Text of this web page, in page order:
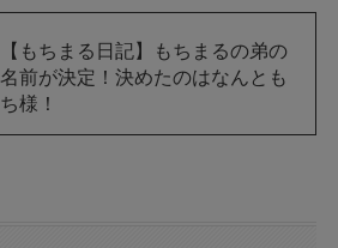
【もちまる日記】もちまるの弟の
名前が決定！決めたのはなんとも
ち様！